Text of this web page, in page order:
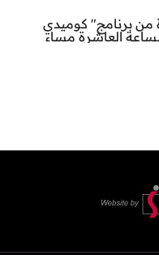
من برنامج" كوميدي
العاشرة مساء